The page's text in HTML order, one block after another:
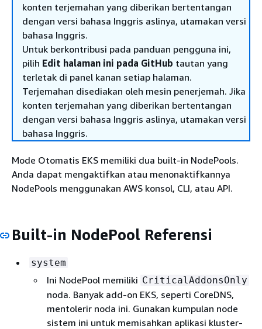
konten terjemahan yang diberikan bertentangan
dengan versi bahasa Inggris aslinya, utamakan versi
bahasa Inggris.
Untuk berkontribusi pada panduan pengguna ini,
pilih Edit halaman ini pada GitHub tautan yang
terletak di panel kanan setiap halaman.
Terjemahan disediakan oleh mesin penerjemah. Jika
konten terjemahan yang diberikan bertentangan
dengan versi bahasa Inggris aslinya, utamakan versi
bahasa Inggris.
Mode Otomatis EKS memiliki dua built-in NodePools.
Anda dapat mengaktifkan atau menonaktifkannya
NodePools menggunakan AWS konsol, CLI, atau API.
Built-in NodePool Referensi
system
Ini NodePool memiliki CriticalAddonsOnly
noda. Banyak add-on EKS, seperti CoreDNS,
mentolerir noda ini. Gunakan kumpulan node
sistem ini untuk memisahkan aplikasi kluster-